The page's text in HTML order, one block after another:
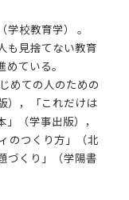
校教育学） 。
も見捨てない教育
ている。
めての人のための
），「これだけは
（学事出版），
のつくり方」（北
づくり」（学陽書